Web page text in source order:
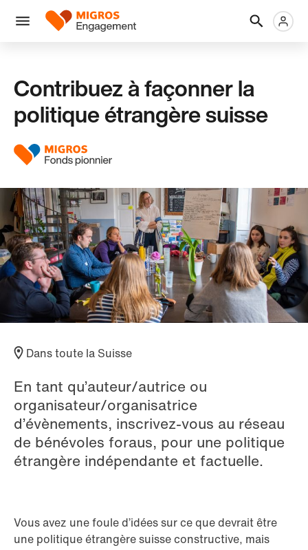
liens
tête
Menu
Logo
Contribuez à façonner la
politique étrangère suisse
Dans toute la Suisse
En tant qu’auteur/autrice ou
organisateur/organisatrice
d’évènements, inscrivez-vous au réseau
de bénévoles foraus, pour une politique
étrangère indépendante et factuelle.
Vous avez une foule d’idées sur ce que devrait être
une politique étrangère suisse constructive, mais